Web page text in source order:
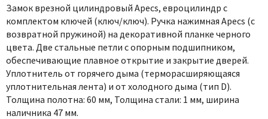
Замок врезной цилиндровый Apecs, евроцилиндр с
комплектом ключей (ключ/ключ). Ручка нажимная Apecs (с
возвратной пружиной) на декоративной планке черного
цвета. Две стальные петли с опорным подшипником,
обеспечивающие плавное открытие и закрытие дверей.
Уплотнитель от горячего дыма (терморасширяющаяся
уплотнительная лента) и от холодного дыма (тип D).
Толщина полотна: 60 мм, Толщина стали: 1 мм, ширина
наличника 47 мм.